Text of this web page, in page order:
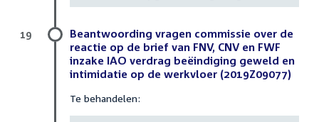
Beantwoording vragen commissie over de
reactie op de brief van FNV, CNV en FWF
inzake IAO verdrag beëindiging geweld en
intimidatie op de werkvloer (2019Z09077)
Te behandelen:
19